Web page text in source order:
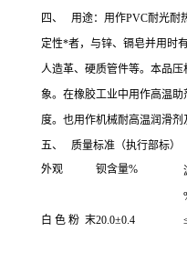
四、 用途：用作PVC耐光耐
定性*者，与锌、镉皂并用时
人造革、硬质管件等。本品
象。在橡胶工业中用作高温
度。也用作机械耐高温润滑剂
五、 质量标准（执行部标）
外观
钡含量%
白 色 粉 末20.0±0.4